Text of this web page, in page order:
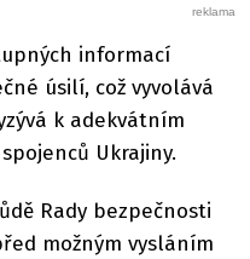
informací
úsilí, což vyvolává
k adekvátním
Ukrajiny.
Rady bezpečnosti
možným vysláním